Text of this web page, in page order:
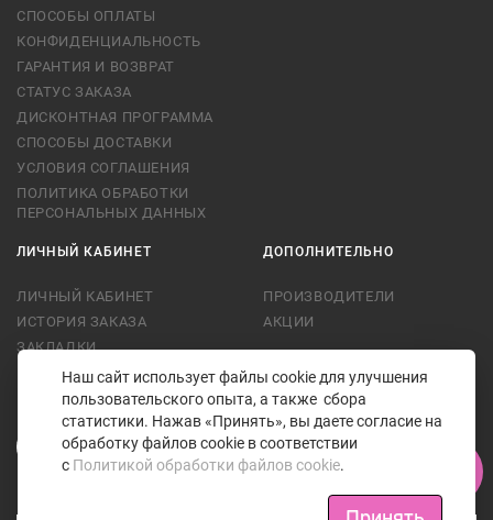
Наш сайт использует файлы cookie для улучшения
пользовательского опыта, а также сбора
статистики. Нажав «Принять», вы даете согласие на
обработку файлов cookie в соответствии
с Политикой обработки файлов cookie.
СПОСОБЫ ОПЛАТЫ
КОНФИДЕНЦИАЛЬНОСТЬ
ГАРАНТИЯ И ВОЗВРАТ
СТАТУС ЗАКАЗА
ДИСКОНТНАЯ ПРОГРАММА
СПОСОБЫ ДОСТАВКИ
УСЛОВИЯ СОГЛАШЕНИЯ
ПОЛИТИКА ОБРАБОТКИ
ПЕРСОНАЛЬНЫХ ДАННЫХ
ЛИЧНЫЙ КАБИНЕТ
ЛИЧНЫЙ КАБИНЕТ
ИСТОРИЯ ЗАКАЗА
ЗАКЛАДКИ
РАССЫЛКА
ДОПОЛНИТЕЛЬНО
ПРОИЗВОДИТЕЛИ
АКЦИИ
НАШ МАГАЗИН В СОЦСЕТЯХ